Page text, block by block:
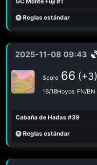
Reglas estándar
2025-11-08 09:43
Score 66 (+3)
16/18Hoyos FN/BN
Cabaña de Hadas #39
Reglas estándar